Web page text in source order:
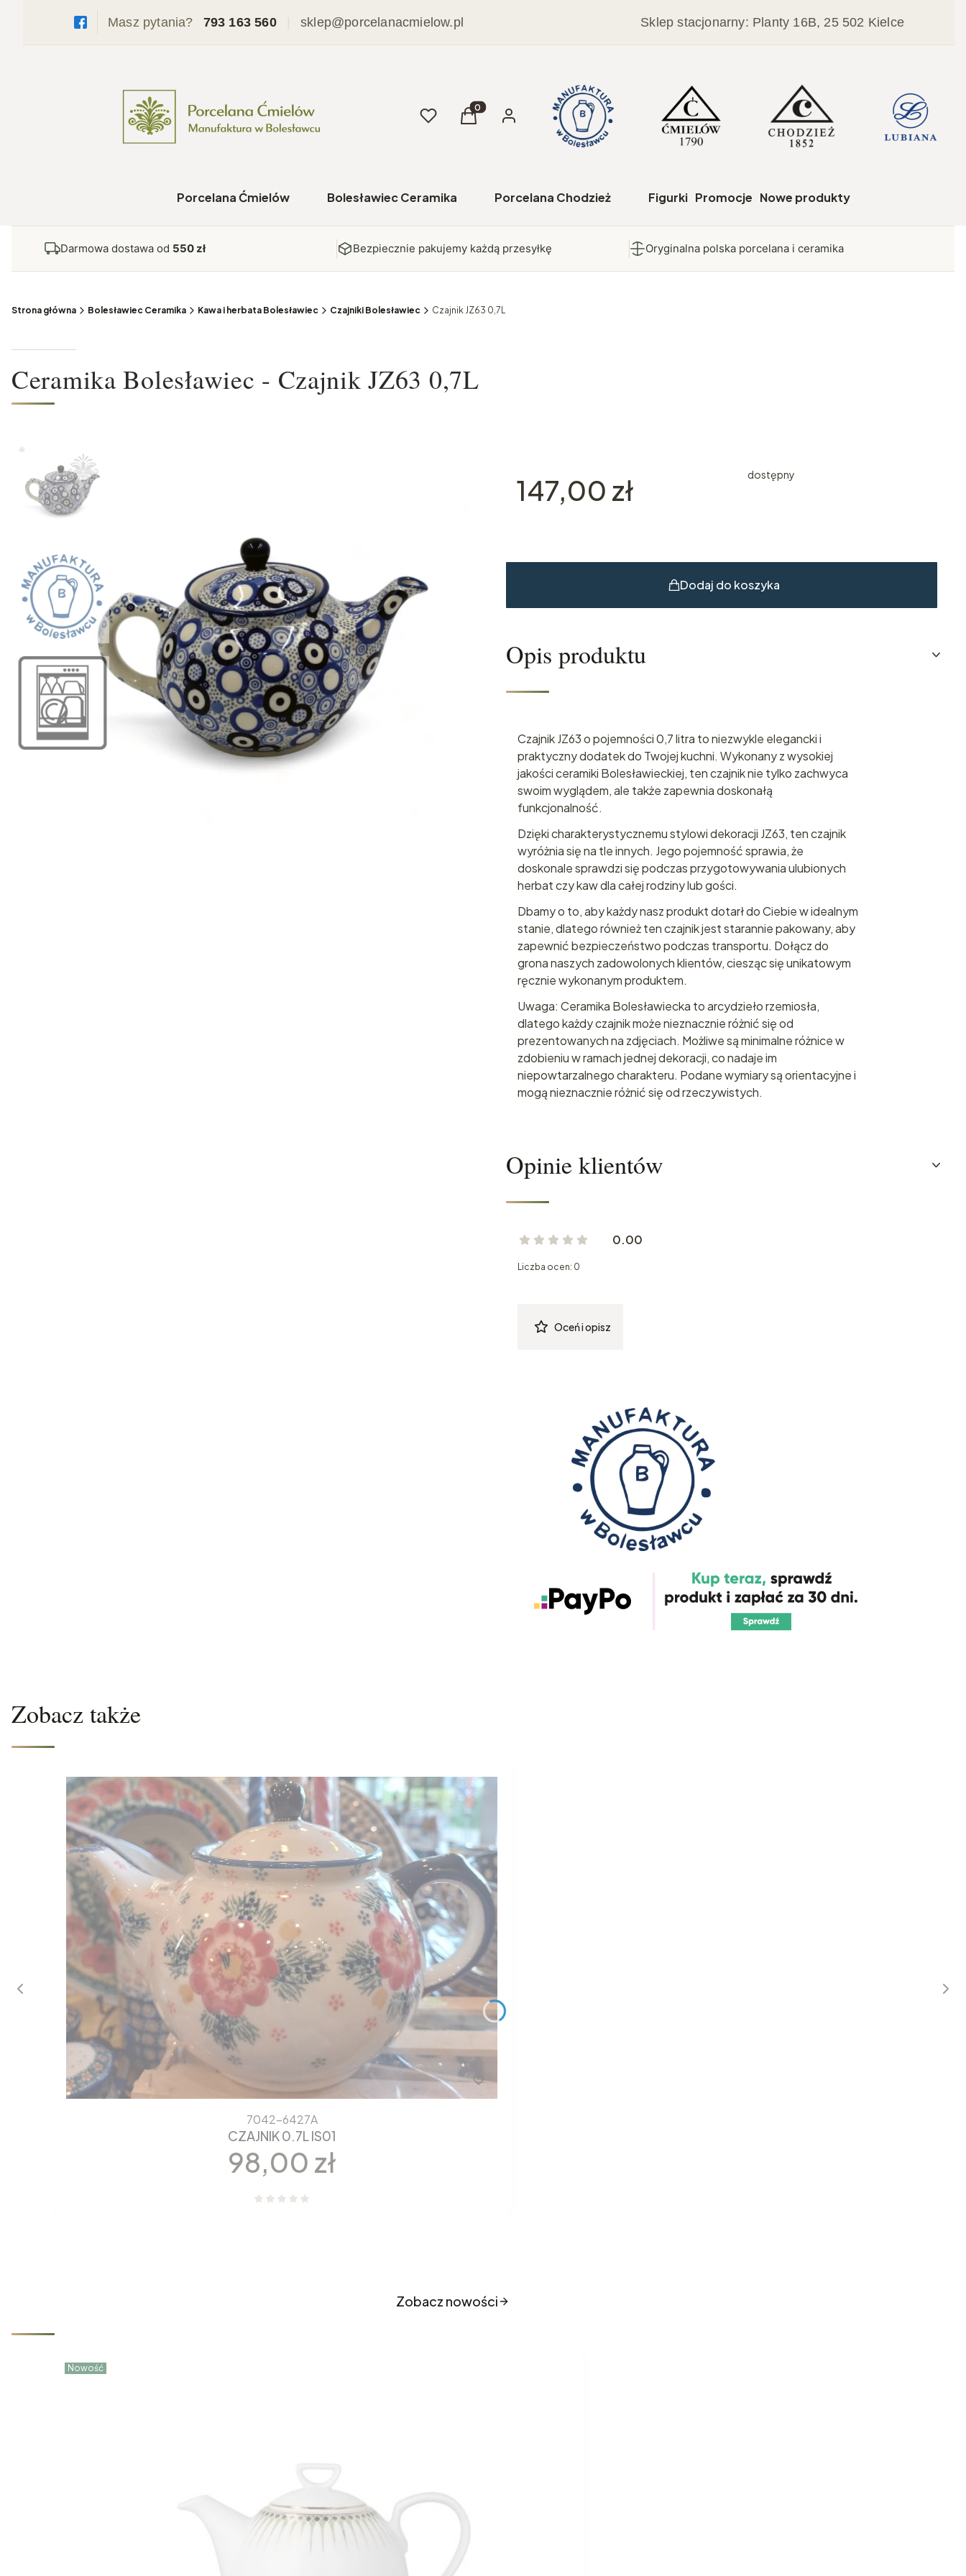
Masz pytania? 793 163 560 sklep@porcelanacmielow.pl Sklep stacjonarny: Planty 16B, 25 502 Kielce
UlubioneProdukty w koszyku: 0. Zobacz szczegóły
Koszyk Zaloguj się
Porcelana Ćmielów Bolesławiec Ceramika Porcelana Chodzież Figurki Promocje Nowe produkty
Darmowa dostawa od 550 zł Bezpiecznie pakujemy każdą przesyłkę Oryginalna polska porcelana i ceramika
Strona główna Bolesławiec Ceramika Kawa i herbata Bolesławiec Czajniki Bolesławiec Czajnik JZ63 0,7L
Ceramika Bolesławiec - Czajnik JZ63 0,7L
Cena
147,00 zł dostępny
Dodaj do koszyka
Opis produktu
Czajnik JZ63 o pojemności 0,7 litra to niezwykle elegancki i
praktyczny dodatek do Twojej kuchni. Wykonany z wysokiej
jakości ceramiki Bolesławieckiej, ten czajnik nie tylko zachwyca
swoim wyglądem, ale także zapewnia doskonałą
funkcjonalność.
Dzięki charakterystycznemu stylowi dekoracji JZ63, ten czajnik
wyróżnia się na tle innych. Jego pojemność sprawia, że
doskonale sprawdzi się podczas przygotowywania ulubionych
herbat czy kaw dla całej rodziny lub gości.
Dbamy o to, aby każdy nasz produkt dotarł do Ciebie w idealnym
stanie, dlatego również ten czajnik jest starannie pakowany, aby
zapewnić bezpieczeństwo podczas transportu. Dołącz do
grona naszych zadowolonych klientów, ciesząc się unikatowym
ręcznie wykonanym produktem.
Uwaga: Ceramika Bolesławiecka to arcydzieło rzemiosła,
dlatego każdy czajnik może nieznacznie różnić się od
prezentowanych na zdjęciach. Możliwe są minimalne różnice w
zdobieniu w ramach jednej dekoracji, co nadaje im
niepowtarzalnego charakteru. Podane wymiary są orientacyjne i
mogą nieznacznie różnić się od rzeczywistych.
Opinie klientów
0.00
Liczba ocen: 0
Oceń i opisz
Zobacz także
7042-6427A
CZAJNIK 0.7L IS01
Cena
98,00 zł
Zobacz nowości
Nowość